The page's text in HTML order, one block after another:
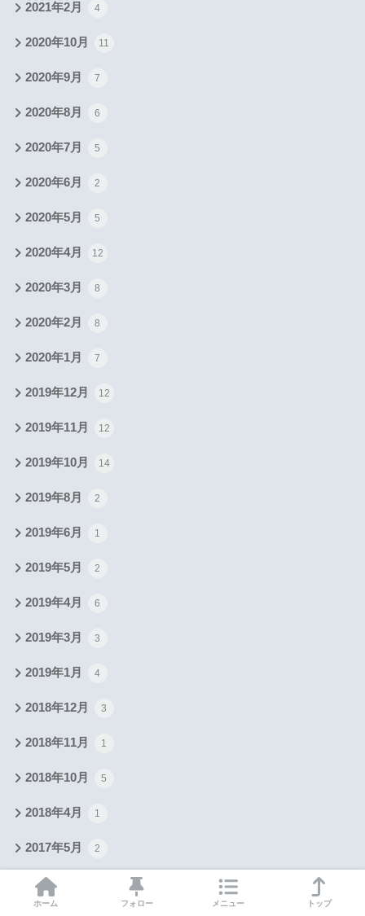
2021年2月 4
2020年10月 11
2020年9月 7
2020年8月 6
2020年7月 5
2020年6月 2
2020年5月 5
2020年4月 12
2020年3月 8
2020年2月 8
2020年1月 7
2019年12月 12
2019年11月 12
2019年10月 14
2019年8月 2
2019年6月 1
2019年5月 2
2019年4月 6
2019年3月 3
2019年1月 4
2018年12月 3
2018年11月 1
2018年10月 5
2018年4月 1
2017年5月 2
ホーム フォロー メニュー トップ